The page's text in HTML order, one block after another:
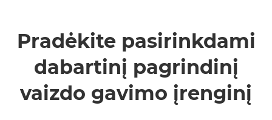
Pradėkite pasirinkdami
dabartinį pagrindinį
vaizdo gavimo įrenginį